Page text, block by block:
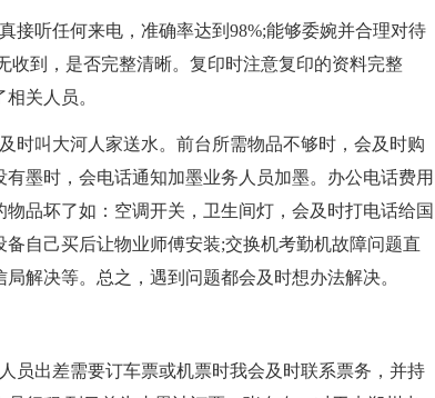
听任何来电，准确率达到98%;能够委婉并合理对待
收到，是否完整清晰。复印时注意复印的资料完整
关人员。
叫大河人家送水。前台所需物品不够时，会及时购
墨时，会电话通知加墨业务人员加墨。办公电话费用
品坏了如：空调开关，卫生间灯，会及时打电话给国
自己买后让物业师傅安装;交换机考勤机故障问题直
解决等。总之，遇到问题都会及时想办法解决。
出差需要订车票或机票时我会及时联系票务，并持